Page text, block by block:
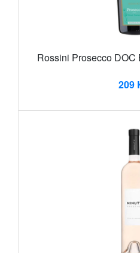
Rossini Prosecco DOC
209